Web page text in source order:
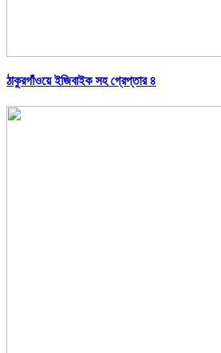
ঠাকুরগাঁওয়ে ইজিবাইক সহ গ্রেপ্তার ৪